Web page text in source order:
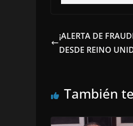
¡ALERTA DE
DESDE REINO
También